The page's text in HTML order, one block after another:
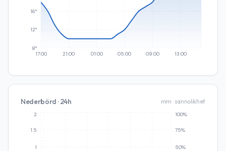
17:00 21:00 01:00 05:00 09:00 13:00
8°
12°
16°
Nederbörd · 24h mm · sannolikhet
1
1.5
2
50%
75%
100%